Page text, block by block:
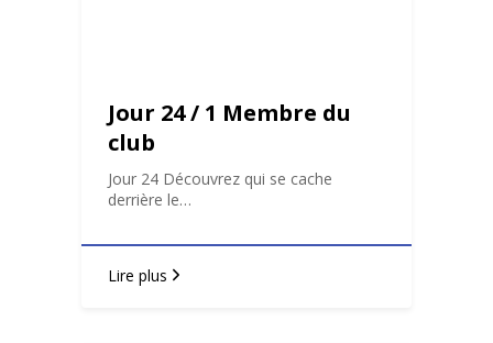
Jour 24 / 1 Membre du
club
Jour 24 Découvrez qui se cache
derrière le…
Lire plus